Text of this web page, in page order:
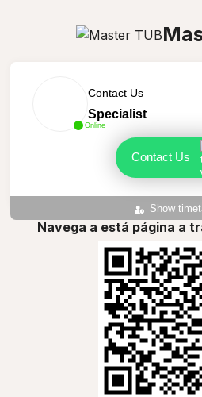
Online
Contact Us
Specialist
Contact Us
Show
Navega a está página a